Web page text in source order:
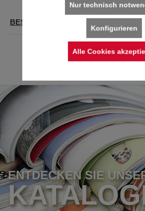
BESCHREIBUNG
ENTDECKEN SIE
Nur technisch
Konfigurieren
Alle Cookies